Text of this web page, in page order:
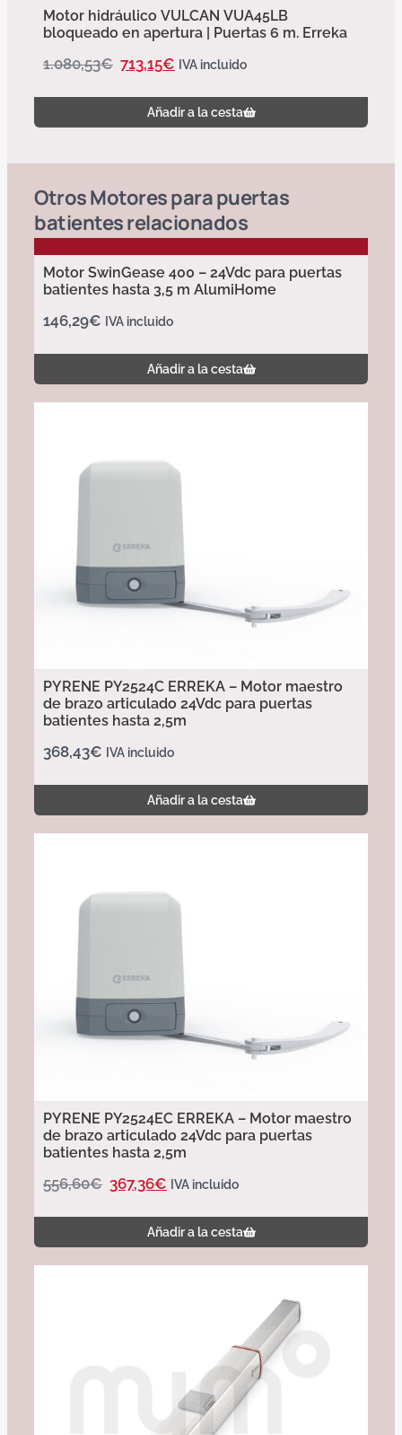
Motor hidráulico VULCAN VUA45LB
bloqueado en apertura | Puertas 6 m. Erreka
1.080,53€ 713,15€ IVA incluido
Añadir a la cesta
OtrosMotores para puertas
batientesrelacionados
Motor SwinGease 400 – 24Vdc para puertas
batientes hasta 3,5 m AlumiHome
146,29€ IVA incluido
Añadir a la cesta
PYRENE PY2524C ERREKA – Motor maestro
de brazo articulado 24Vdc para puertas
batientes hasta 2,5m
368,43€ IVA incluido
Añadir a la cesta
PYRENE PY2524EC ERREKA – Motor maestro
de brazo articulado 24Vdc para puertas
batientes hasta 2,5m
556,60€ 367,36€ IVA incluido
Añadir a la cesta